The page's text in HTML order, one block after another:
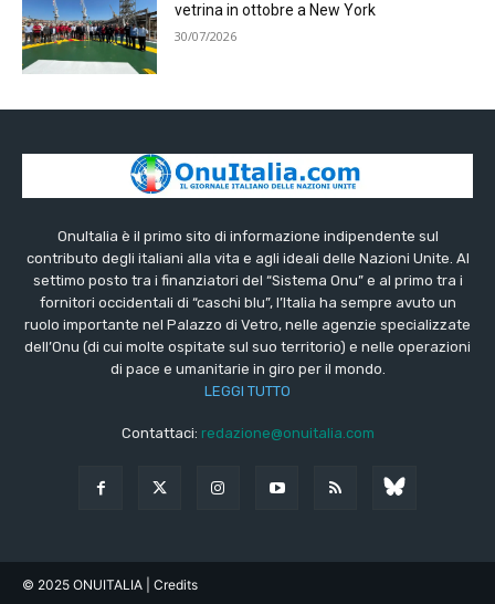
vetrina in ottobre a New York
30/07/2026
OnuItalia è il primo sito di informazione indipendente sul
contributo degli italiani alla vita e agli ideali delle Nazioni Unite. Al
settimo posto tra i finanziatori del “Sistema Onu” e al primo tra i
fornitori occidentali di “caschi blu”, l’Italia ha sempre avuto un
ruolo importante nel Palazzo di Vetro, nelle agenzie specializzate
dell’Onu (di cui molte ospitate sul suo territorio) e nelle operazioni
di pace e umanitarie in giro per il mondo.
LEGGI TUTTO
Contattaci: redazione@onuitalia.com
© 2025 ONUITALIA | Credits